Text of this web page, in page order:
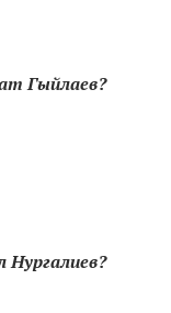
Гыйлаев?
Нургалиев?